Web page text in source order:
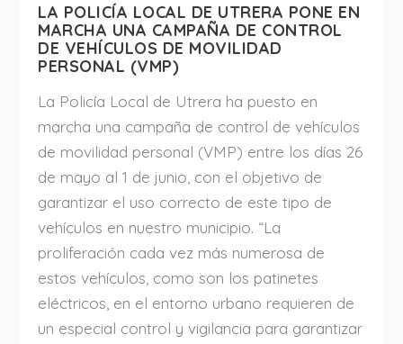
LA POLICÍA LOCAL DE UTRERA PONE EN
MARCHA UNA CAMPAÑA DE CONTROL
DE VEHÍCULOS DE MOVILIDAD
PERSONAL (VMP)
La Policía Local de Utrera ha puesto en
marcha una campaña de control de vehículos
de movilidad personal (VMP) entre los días 26
de mayo al 1 de junio, con el objetivo de
garantizar el uso correcto de este tipo de
vehículos en nuestro municipio. “La
proliferación cada vez más numerosa de
estos vehículos, como son los patinetes
eléctricos, en el entorno urbano requieren de
un especial control y vigilancia para garantizar